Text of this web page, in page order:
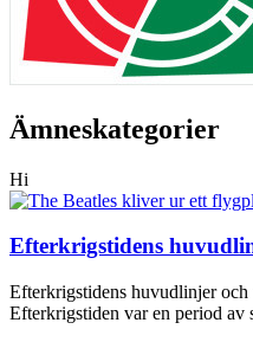
Ämneskategorier
Hi
Efterkrigstidens
Efterkrigstidens huvudlinjer
Efterkrigstiden var en period av